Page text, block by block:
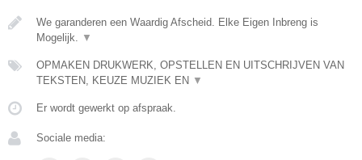
We garanderen een Waardig Afscheid. Elke Eigen Inbreng is
Mogelijk.
▼
OPMAKEN DRUKWERK, OPSTELLEN EN UITSCHRIJVEN VAN
TEKSTEN, KEUZE MUZIEK EN ▼
Er wordt gewerkt op afspraak.
Sociale media: